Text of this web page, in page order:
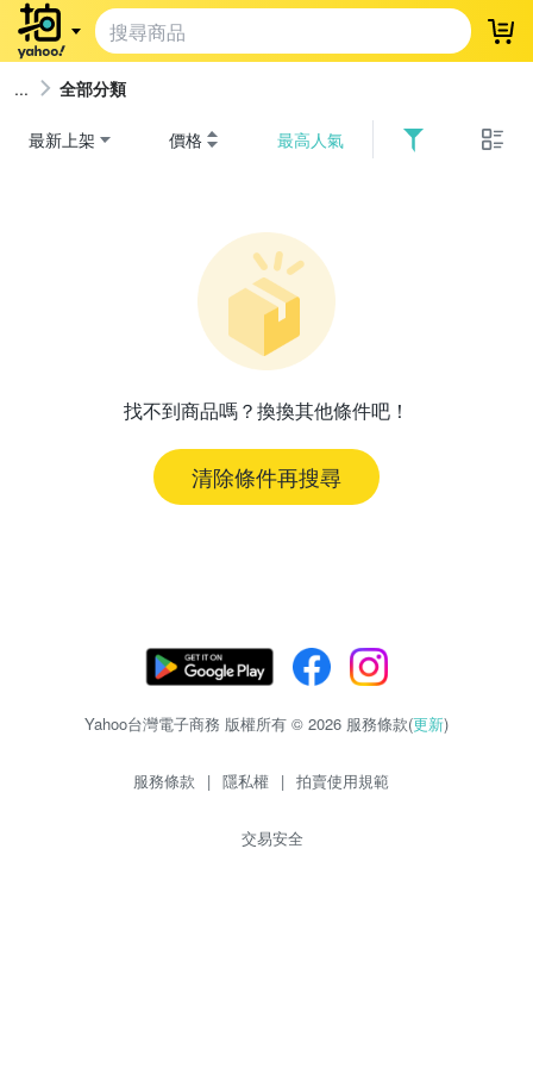
登
全部分類
最新上架 價格 最高人氣
找不到商品嗎？換換其他條件吧！
清除條件再搜尋
Yahoo台灣電子商務 版權所有 © 2026 服務條款(更新)
服務條款 | 隱私權 | 拍賣使用規範
交易安全